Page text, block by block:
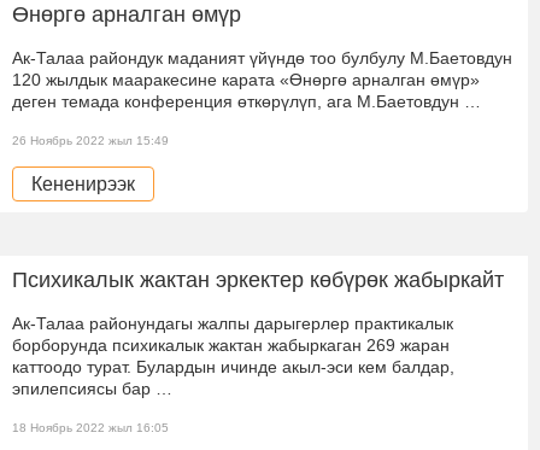
Өнөргө арналган өмүр
Ак-Талаа райондук маданият үйүндө тоо булбулу М.Баетовдун
120 жылдык мааракесине карата «Өнөргө арналган өмүр»
деген темада конференция өткөрүлүп, ага М.Баетовдун …
26 Ноябрь 2022 жыл 15:49
Кененирээк
Психикалык жактан эркектер көбүрөк жабыркайт
Ак-Талаа районундагы жалпы дарыгерлер практикалык
борборунда психикалык жактан жабыркаган 269 жаран
каттоодо турат. Булардын ичинде акыл-эси кем балдар,
эпилепсиясы бар …
18 Ноябрь 2022 жыл 16:05